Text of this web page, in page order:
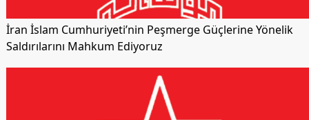
İran İslam Cumhuriyeti’nin Peşmerge Güçlerine Yönelik
Saldırılarını Mahkum Ediyoruz